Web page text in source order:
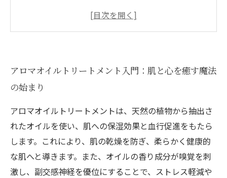
美容効果も抜群！アロマオイルで叶える輝く肌
に効くアロマ
極上のセルフケア法：自宅で簡単にできるアロ
アロマオイルトリートメントで新しい自分に出
会う：肌も心も輝く未来へ
アロマオイルトリートメント入門：肌と心を癒す魔法
の始まり
アロマオイルトリートメントは、天然の植物から抽出さ
れたオイルを使い、肌への保湿効果と血行促進をもたら
します。これにより、肌の乾燥を防ぎ、柔らかく健康的
な肌へと導きます。また、オイルの香り成分が嗅覚を刺
激し、副交感神経を優位にすることで、ストレス軽減や